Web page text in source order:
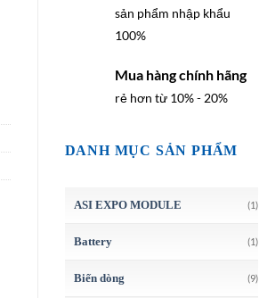
sản phẩm nhập khẩu
100%
Mua hàng chính hãng
rẻ hơn từ 10% - 20%
DANH MỤC SẢN PHẨM
ASI EXPO MODULE (1)
Battery (1)
Biến dòng (9)